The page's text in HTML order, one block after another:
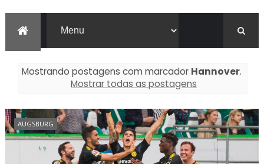
Mostrando postagens com marcador Hannover.
Mostrar todas as postagens
AUGSBURG